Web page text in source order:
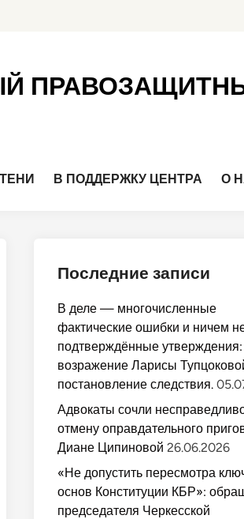
В ПОДДЕРЖКУ ЦЕНТРА О
Последние записи
В деле — многочисленные
фактические ошибки и ничем
подтверждённые утверждения:
возражение Ларисы
постановление следствия.
Адвокаты сочли
отмену оправдательного
Диане Ципиновой 26.06.2026
«Не допустить пересмотра
основ Конституции КБР»:
председателя Черкесской